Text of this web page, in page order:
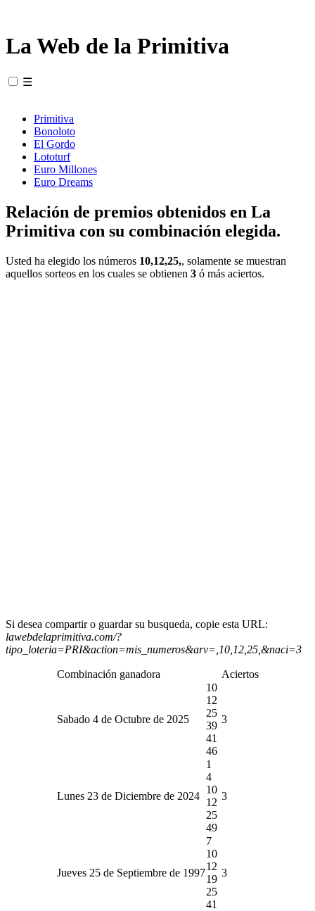
La Web de la Primitiva
☰
Primitiva
Bonoloto
El Gordo
Lototurf
Euro Millones
Euro Dreams
Relación de premios obtenidos en La
Primitiva con su combinación elegida.
Usted ha elegido los números 10,12,25,, solamente se muestran
aquellos sorteos en los cuales se obtienen 3 ó más aciertos.
Si desea compartir o guardar su busqueda, copie esta URL:
lawebdelaprimitiva.com/?
tipo_loteria=PRI&action=mis_numeros&arv=,10,12,25,&naci=3
Combinación ganadora Aciertos
Sabado 4 de Octubre de 2025
10
12
25
39
41
46
3
Lunes 23 de Diciembre de 2024
1
4
10
12
25
49
3
Jueves 25 de Septiembre de 1997
7
10
12
19
25
41
3